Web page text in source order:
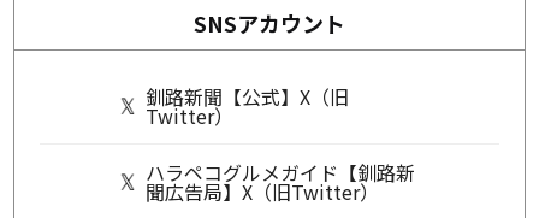
SNSアカウント
釧路新聞【公式】X（旧
Twitter）
ハラペコグルメガイド【釧路新
聞広告局】X（旧Twitter）